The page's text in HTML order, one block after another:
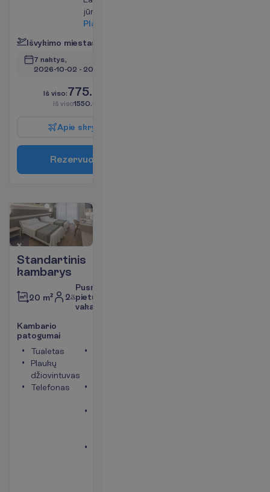
jūros pusę
Pla
Išvykimo miestas
7 naktys,
2026-10-02 - 2026-10-09
Iš viso:775.00
Iš viso1550.00
Apie skry
Rezervuo
Standartinis
kambarys
20 m² 2
Pusryčiai,
pietūs,
vakarienė
Kambario
patogumai
Tualetas
Plaukų
džiovintuvas
Telefonas